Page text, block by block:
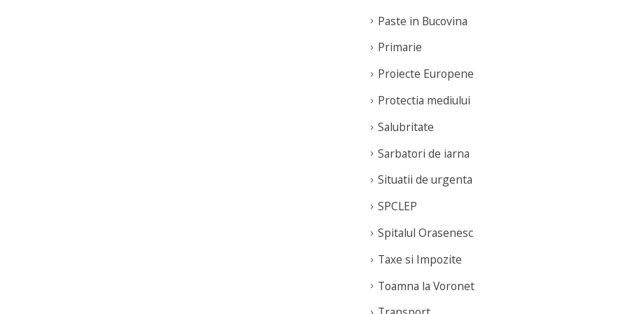
Paste in Bucovina
Primarie
Proiecte Europene
Protectia mediului
Salubritate
Sarbatori de iarna
Situatii de urgenta
SPCLEP
Spitalul Orasenesc
Taxe si Impozite
Toamna la Voronet